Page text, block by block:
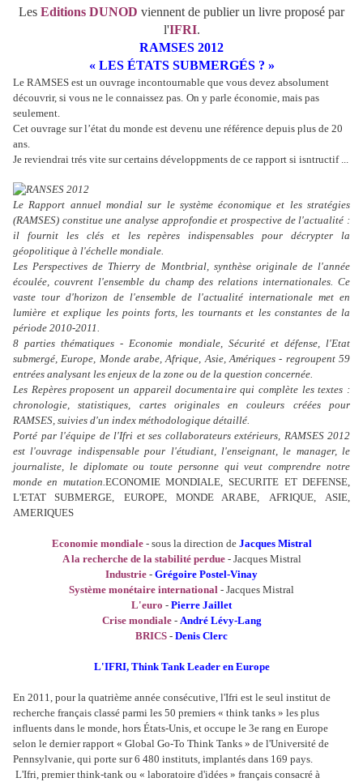
Les Editions DUNOD viennent de publierun livre proposé par
l'IFRI.
RAMSES 2012
« LES ÉTATS SUBMERGÉS ? »
Le RAMSES est un ouvrage incontournable que vous devez absolument
découvrir, si vous ne le connaissez pas. On y parle économie, mais pas
seulement.
Cet ouvrage sur l’état du monde est devenu une référence depuis plus de 20
ans.
Je reviendrai trés vite sur certains développments de ce rapport si isntructif ...
Le Rapport annuel mondial sur le système économique et les stratégies
(RAMSES) constitue une analyse approfondie et prospective de l'actualité :
il fournit les clés et les repères indispensables pour décrypter la
géopolitique à l'échelle mondiale.
Les Perspectives de Thierry de Montbrial, synthèse originale de l'année
écoulée, couvrent l'ensemble du champ des relations internationales. Ce
vaste tour d'horizon de l'ensemble de l'actualité internationale met en
lumière et explique les points forts, les tournants et les constantes de la
période 2010-2011.
8 parties thématiques - Economie mondiale, Sécurité et défense, l'Etat
submergé, Europe, Monde arabe, Afrique, Asie, Amériques - regroupent 59
entrées analysant les enjeux de la zone ou de la question concernée.
Les Repères proposent un appareil documentaire qui complète les textes :
chronologie, statistiques, cartes originales en couleurs créées pour
RAMSES, suivies d'un index méthodologique détaillé.
Porté par l'équipe de l'Ifri et ses collaborateurs extérieurs, RAMSES 2012
est l'ouvrage indispensable pour l'étudiant, l'enseignant, le manager, le
journaliste, le diplomate ou toute personne qui veut comprendre notre
monde en mutation.ECONOMIE MONDIALE, SECURITE ET DEFENSE,
L'ETAT SUBMERGE,
EUROPE, MONDE ARABE, AFRIQUE,
ASIE,
AMERIQUES
Economie mondiale- sous la direction de Jacques Mistral
A la recherche de la stabilité perdue- Jacques Mistral
Industrie - Grégoire Postel-Vinay
Système monétaire international - Jacques Mistral
L'euro - Pierre Jaillet
Crise mondiale- André Lévy-Lang
BRICS - Denis Clerc
L'IFRI, Think Tank Leader en Europe
En 2011, pour la quatrième année consécutive, l'Ifri est le seul institut de
recherche français classé parmi les 50 premiers « think tanks » les plus
influents dans le monde, hors États-Unis, et occupe le 3e rang en Europe
selon le dernier rapport « Global Go-To Think Tanks » de l'Université de
Pennsylvanie, qui porte sur 6 480 instituts, implantés dans 169 pays.
L'Ifri, premier think-tank ou « laboratoire d'idées » français consacré à